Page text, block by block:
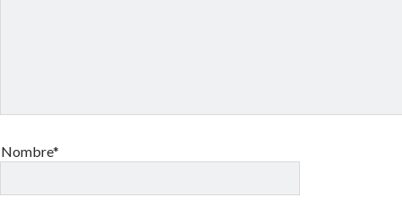
Nombre*